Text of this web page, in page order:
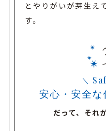
とやりがいが芽生え
す。
安心・安全な
だって、それ